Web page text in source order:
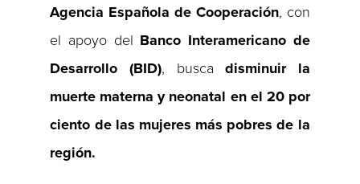
Agencia Española de Cooperación, con
el apoyo del Banco Interamericano de
Desarrollo (BID), buscadisminuir la
muerte materna y neonatal en el 20 por
ciento de las mujeres más pobres de la
región.